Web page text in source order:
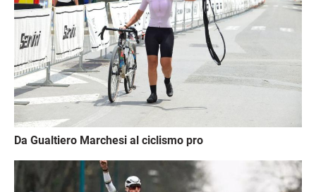
Da Gualtiero Marchesi al ciclismo pro